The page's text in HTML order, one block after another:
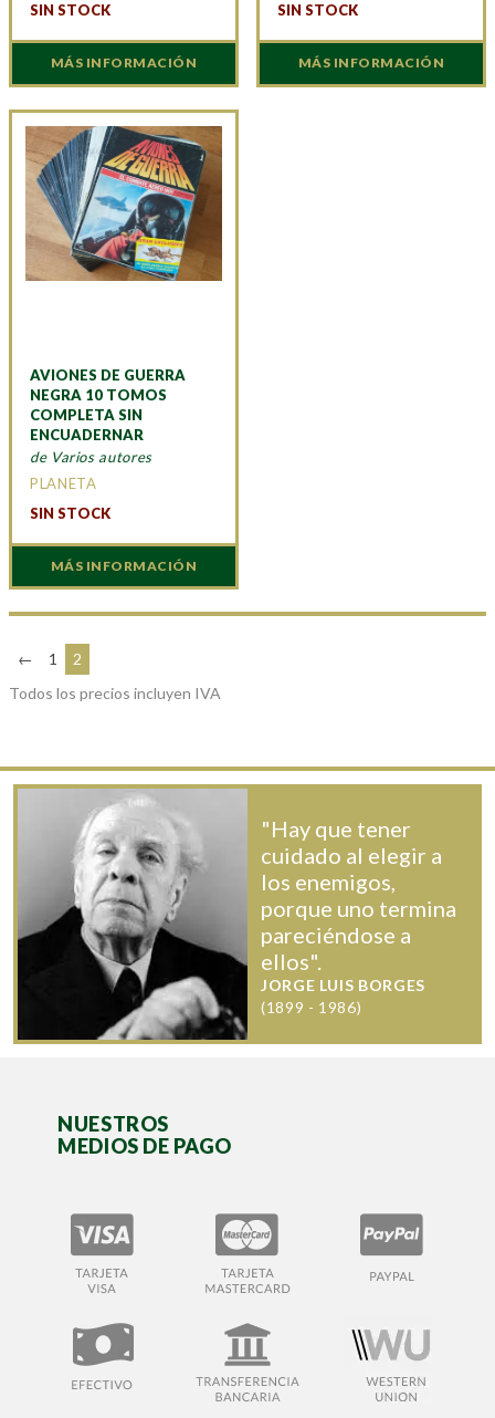
SIN STOCK
MÁS INFORMACIÓN
SIN STOCK
MÁS INFORMACIÓN
AVIONES DE GUERRA
NEGRA 10 TOMOS
COMPLETA SIN
ENCUADERNAR
de Varios autores
PLANETA
SIN STOCK
MÁS INFORMACIÓN
← 1
2
Todos los precios incluyen IVA
"Hay que tener
cuidado al elegir a
los enemigos,
porque uno termina
pareciéndose a
ellos".
JORGE LUIS BORGES
(1899 - 1986)
NUESTROS
MEDIOS DE PAGO